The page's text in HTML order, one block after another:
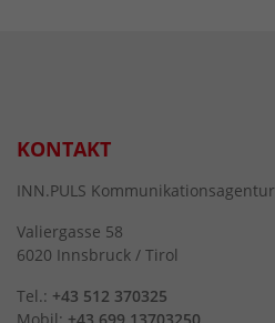
KONTAKT
INN.PULS Kommunikationsagentur
Valiergasse 58
6020 Innsbruck / Tirol
Tel.: +43 512 370325